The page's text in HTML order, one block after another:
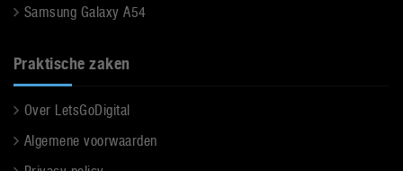
Samsung Galaxy A54
Praktische zaken
Over LetsGoDigital
Algemene voorwaarden